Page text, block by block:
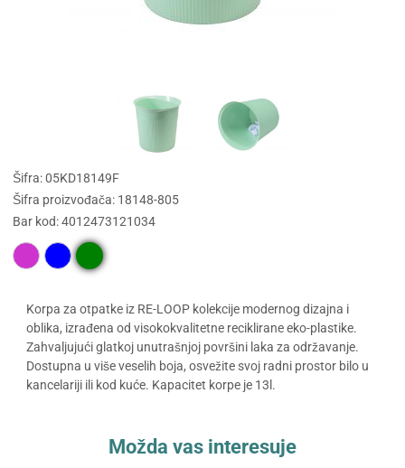
Šifra: 05KD18149F
Šifra proizvođača: 18148-805
Bar kod: 4012473121034
Korpa za otpatke iz RE-LOOP kolekcije modernog dizajna i
oblika, izrađena od visokokvalitetne reciklirane eko-plastike.
Zahvaljujući glatkoj unutrašnjoj površini laka za održavanje.
Dostupna u više veselih boja, osvežite svoj radni prostor bilo u
kancelariji ili kod kuće. Kapacitet korpe je 13l.
Možda vas interesuje